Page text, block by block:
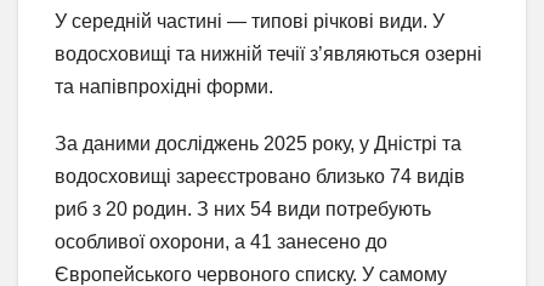
У середній частині — типові річкові види. У
водосховищі та нижній течії з’являються озерні
та напівпрохідні форми.
За даними досліджень 2025 року, у Дністрі та
водосховищі зареєстровано близько 74 видів
риб з 20 родин. З них 54 види потребують
особливої охорони, а 41 занесено до
Європейського червоного списку. У самому